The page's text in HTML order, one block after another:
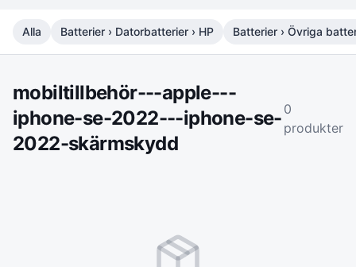
Alla Batterier › Datorbatterier › HP Batterier › Övriga
mobiltillbehör---apple---
iphone-se-2022---iphone-se-
2022-skärmskydd
0
produkter